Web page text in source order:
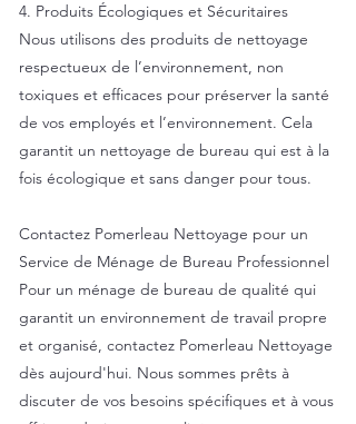
4. Produits Écologiques et Sécuritaires
Nous utilisons des produits de nettoyage
respectueux de l’environnement, non
toxiques et efficaces pour préserver la santé
de vos employés et l’environnement. Cela
garantit un nettoyage de bureau qui est à la
fois écologique et sans danger pour tous.
Contactez Pomerleau Nettoyage pour un
Service de Ménage de Bureau Professionnel
Pour un ménage de bureau de qualité qui
garantit un environnement de travail propre
et organisé, contactez Pomerleau Nettoyage
dès aujourd'hui. Nous sommes prêts à
discuter de vos besoins spécifiques et à vous